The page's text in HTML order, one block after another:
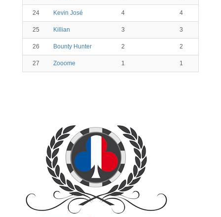
24 Kevin José 4 4
25 Killian 3 3
26 Bounty Hunter 2 2
27 Zooome 1 1